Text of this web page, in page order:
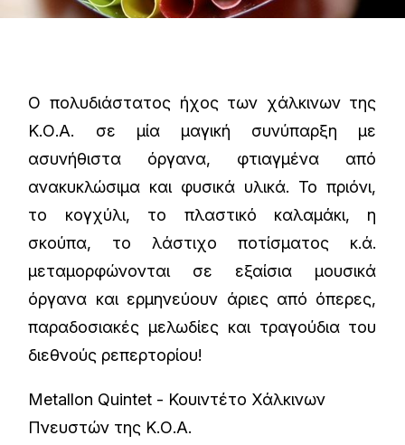
Ο πολυδιάστατος ήχος των χάλκινων της
Κ.Ο.Α. σε μία μαγική συνύπαρξη με
ασυνήθιστα όργανα, φτιαγμένα από
ανακυκλώσιμα και φυσικά υλικά. Το πριόνι,
το κογχύλι, το πλαστικό καλαμάκι, η
σκούπα, το λάστιχο ποτίσματος κ.ά.
μεταμορφώνονται σε εξαίσια μουσικά
όργανα και ερμηνεύουν άριες από όπερες,
παραδοσιακές μελωδίες και τραγούδια του
διεθνούς ρεπερτορίου!
Metallon Quintet - Κουιντέτο Χάλκινων
Πνευστών της Κ.Ο.Α.